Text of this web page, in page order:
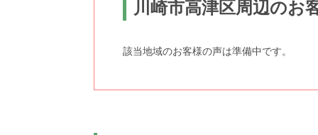
川崎市高津区周辺のお
該当地域のお客様の声は準備中です。